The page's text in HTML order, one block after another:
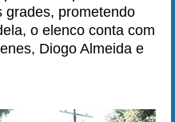
grades, prometendo
o elenco conta com
Diogo Almeida e